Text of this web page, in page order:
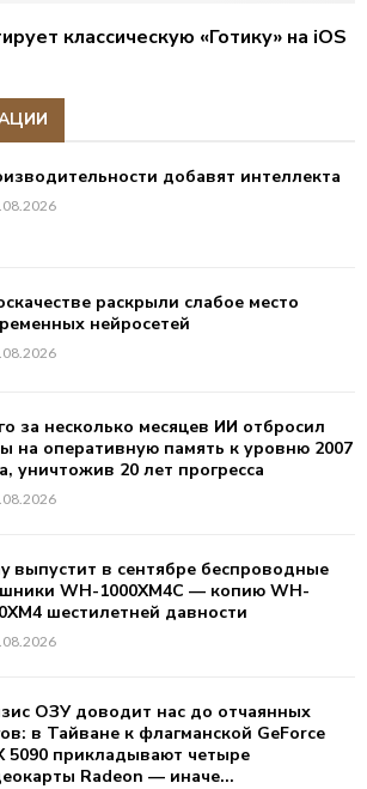
классическую «Готику» на iOS
добавят интеллекта
раскрыли слабое место
нейросетей
за несколько месяцев ИИ отбросил
на оперативную память к уровню 2007
уничтожив 20 лет прогресса
выпустит в сентябре беспроводные
WH-1000XM4C — копию WH-
шестилетней давности
ОЗУ доводит нас до отчаянных
в Тайване к флагманской GeForce
5090 прикладывают четыре
Radeon — иначе...